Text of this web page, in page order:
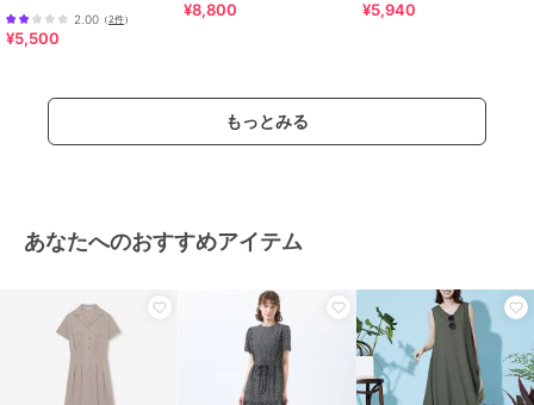
2.00 （2件）
¥5,500
¥8,800
ンスカ
¥5,940
もっとみる
あなたへのおすすめアイテム